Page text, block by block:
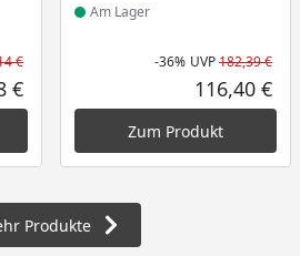
Rabatt in Prozent
Ursprünglicher Preis
€
Aktueller Preis
€
Am Lager
-36% UVP182,39 €
116,40 €
Zum Produkt
Produkte